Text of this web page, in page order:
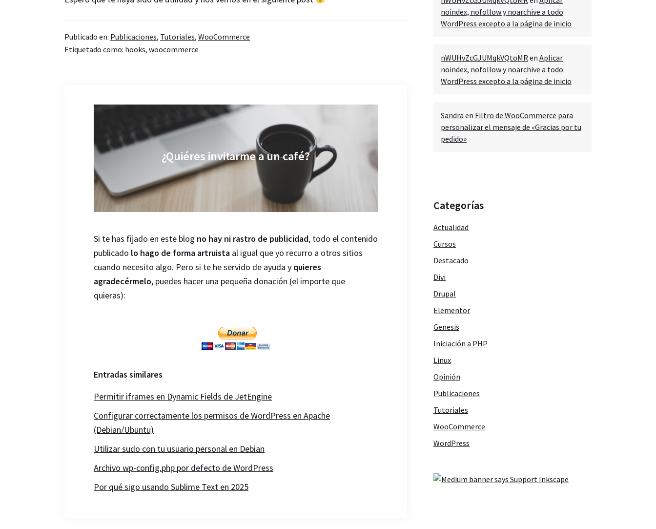
Publicado en: Publicaciones, Tutoriales, WooCommerce
Etiquetado como: hooks, woocommerce
¿Quiéres invitarme a un café?
Si te has fijado en este blog no hay ni rastro de publicidad, todo el contenido
publicado lo hago de forma artruista al igual que yo recurro a otros sitios
cuando necesito algo. Pero si te he servido de ayuda y quieres
agradecérmelo, puedes hacer una pequeña donación (el importe que
quieras):
Entradas similares
Permitir iframes en Dynamic Fields de JetEngine
Configurar correctamente los permisos de WordPress en Apache
(Debian/Ubuntu)
Utilizar sudo con tu usuario personal en Debian
Archivo wp-config.php por defecto de WordPress
Por qué sigo usando Sublime Text en 2025
noindex, nofollow y noarchive a todo
WordPress excepto a la página de inicio
nWUHvZcGJUMqkVQtoMRen Aplicar
noindex, nofollow y noarchive a todo
WordPress excepto a la página de inicio
Sandra en Filtro de WooCommerce para
personalizar el mensaje de «Gracias por tu
pedido»
Categorías
Actualidad
Cursos
Destacado
Divi
Drupal
Elementor
Genesis
Iniciación a PHP
Linux
Opinión
Publicaciones
Tutoriales
WooCommerce
WordPress